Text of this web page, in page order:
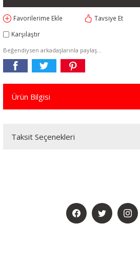
Tavsiye Et
Karşılaştır
Beğendiysen arkadaşlarınla paylaş...
Ürün Bilgisi
Taksit Seçenekleri